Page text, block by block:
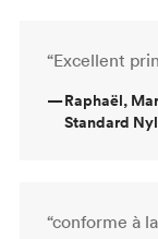
“Excellent
—Raphaël,
Standard
“conforme à